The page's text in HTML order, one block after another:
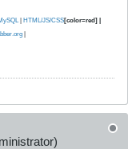
| HTML/JS/CSS[color=red] |